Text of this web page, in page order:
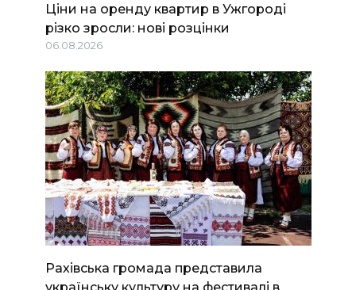
Ціни на оренду квартир в Ужгороді
різко зросли: нові розцінки
06.08.2026
Рахівська громада представила
українську культуру на фестивалі в